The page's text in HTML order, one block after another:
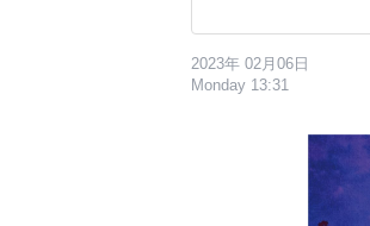
2023年 02月06日
Monday 13:31